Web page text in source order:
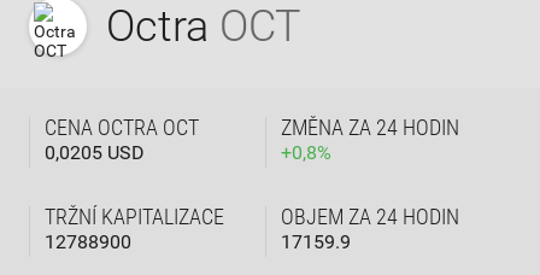
Octra OCT
CENA OCTRA OCT
0,0205 USD
ZMĚNA ZA 24 HODIN
+0,8%
TRŽNÍ KAPITALIZACE
12788900
OBJEM ZA 24 HODIN
17159.9